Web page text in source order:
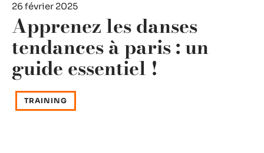
26 février 2025
Apprenez les danses
tendances à paris : un
guide essentiel !
TRAINING